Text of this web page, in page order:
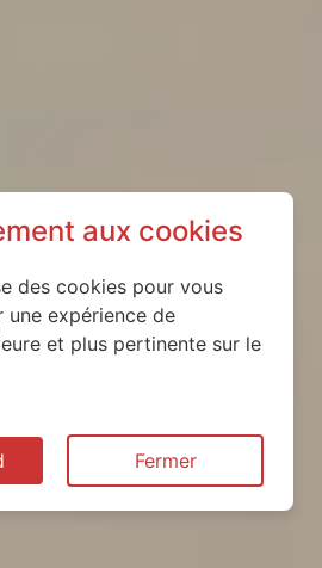
aux cookies
des cookies pour vous
expérience de
et plus pertinente sur le
Fermer